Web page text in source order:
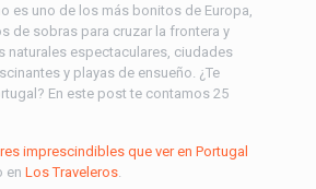
es uno de los más bonitos de Europa,
de sobras para cruzar la frontera y
naturales espectaculares, ciudades
y playas de ensueño. ¿Te
En este post te contamos 25
imprescindibles que ver en Portugal
en Los Traveleros.